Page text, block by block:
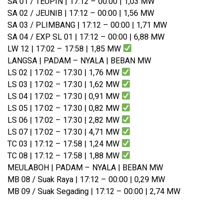
SA 02 / JEUNIB | 17:12 – 00:00 | 1,56 MW
SA 03 / PLIMBANG | 17:12 – 00:00 | 1,71 MW
SA 04 / EXP SL 01 | 17:12 – 00:00 | 6,88 MW
LW 12 | 17:02 – 17:58 | 1,85 MW
LANGSA | PADAM – NYALA | BEBAN MW
LS 02 | 17:02 – 17:30 | 1,76 MW
LS 03 | 17:02 – 17:30 | 1,62 MW
LS 04 | 17:02 – 17:30 | 0,91 MW
LS 05 | 17:02 – 17:30 | 0,82 MW
LS 06 | 17:02 – 17:30 | 2,82 MW
LS 07 | 17:02 – 17:30 | 4,71 MW
TC 03 | 17:12 – 17:58 | 1,24 MW
TC 08 | 17:12 – 17:58 | 1,88 MW
MEULABOH | PADAM – NYALA | BEBAN MW
MB 08 / Suak Raya | 17:12 – 00:00 | 0,29 MW
MB 09 / Suak Segading | 17:12 – 00:00 | 2,74 MW